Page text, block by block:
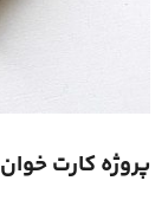
پروژه کارت خوان RFID حرفه ای